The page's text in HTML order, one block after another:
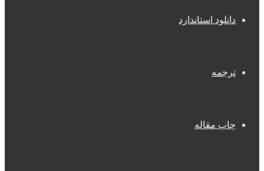
دانلود استاندارد
ترجمه
چاپ مقاله